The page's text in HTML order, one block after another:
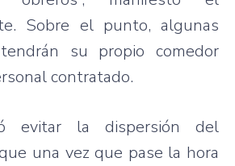
Sobre el punto, algunas
su propio comedor
contratado.
evitar la dispersión del
una vez que pase la hora